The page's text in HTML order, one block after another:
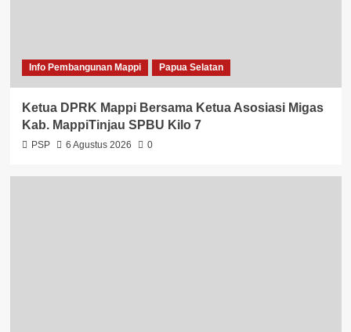
Info Pembangunan Mappi Papua Selatan
Ketua DPRK Mappi Bersama Ketua Asosiasi Migas
Kab. MappiTinjau SPBU Kilo 7
PSP 6 Agustus 2026 0